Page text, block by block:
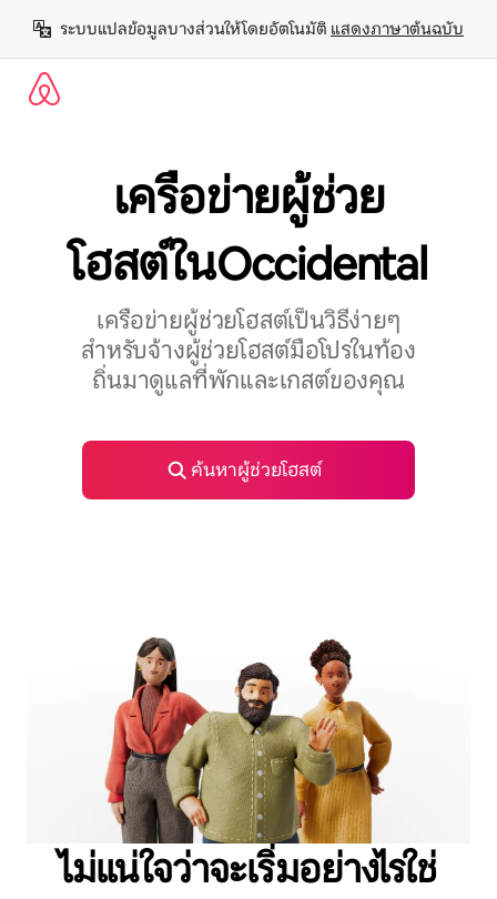
ยัง
เนื้อหา
ระบบแปลข้อมูลบางส่วนให้โดยอัตโนมัติ แสดงภาษาต้นฉบับ
เครือข่ายผู้ช่วย
โฮสต์ในOccidental
เครือข่ายผู้ช่วยโฮสต์เป็นวิธีง่ายๆ
สำหรับจ้างผู้ช่วยโฮสต์มือโปรในท้อง
ถิ่นมาดูแลที่พักและเกสต์ของคุณ
ค้นหาผู้ช่วยโฮสต์
ไม่แน่ใจว่าจะเริ่มอย่างไรใช่